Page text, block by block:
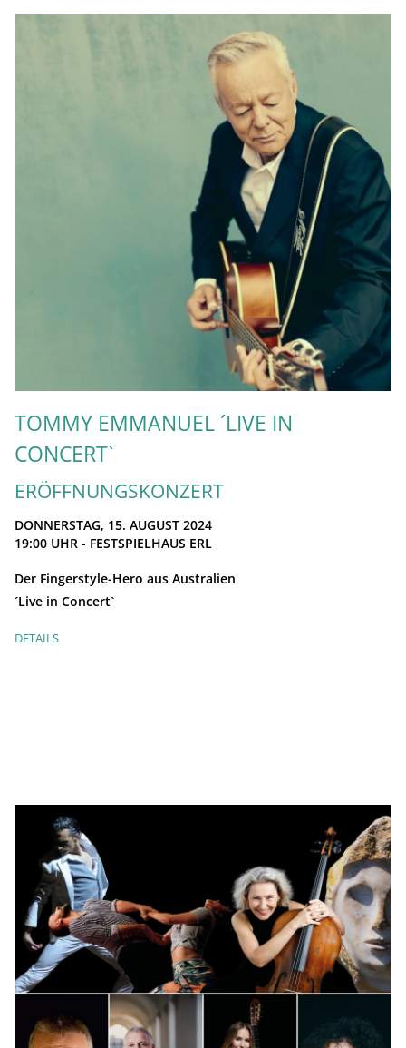
TOMMY EMMANUEL ´LIVE IN
CONCERT`
ERÖFFNUNGSKONZERT
DONNERSTAG, 15. AUGUST 2024
19:00 UHR - FESTSPIELHAUS ERL
Der Fingerstyle-Hero aus Australien
´Live in Concert`
DETAILS